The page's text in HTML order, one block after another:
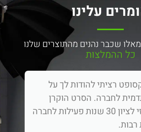
עלינו
שכבר נהנים מהתוצרים שלנו
כל ההמלצות
רציתי להודות לך על
לחברה. הסרט הוקרן
באירוע המרכזי לציון 30 שנות פעילות לחברה